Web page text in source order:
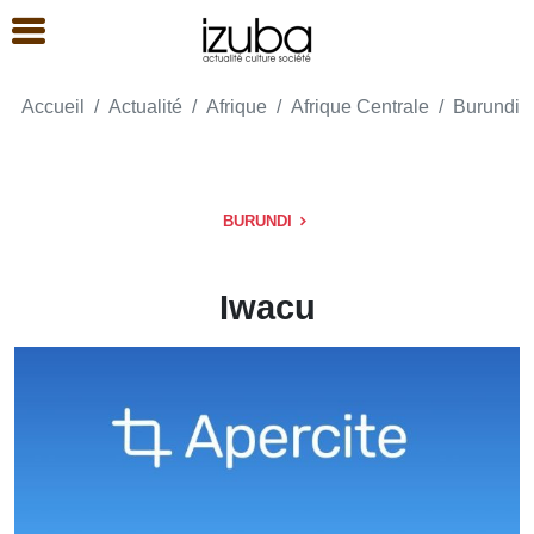
Accueil Actualité Afrique Afrique Centrale Burundi
BURUNDI
Iwacu